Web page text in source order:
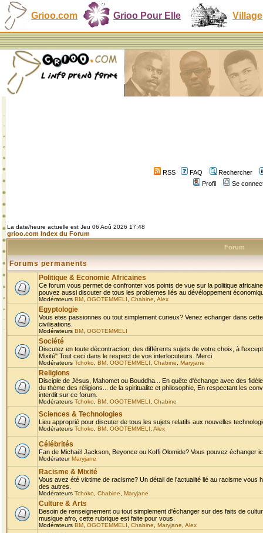
Grioo.com Grioo Pour Elle Village
RSS FAQ
Rechercher
Profil
Se
La date/heure actuelle est Jeu 06 Aoû 2026 17:48
grioo.com Index du Forum
Forum
Forums permanents
Politique & Economie Africaines
Ce forum vous permet de confronter vos points de vue sur la politique
pouvez aussi discuter de tous les problemes liés au dévéloppement
Modérateurs BM OGOTEMMELI Chabine Alex
Egyptologie
Vous etes passionnes ou tout simplement curieux? Venez echanger dans
civilisations.
Modérateurs BM OGOTEMMELI
Société
Discutez en toute décontraction, des différents sujets de votre choix, à
Mixité" Tout ceci dans le respect de vos interlocuteurs. Merci
Modérateurs Tchoko BM OGOTEMMELI Chabine Maryjane
Religions
Disciple de Jésus, Mahomet ou Bouddha... En quête d'échange avec des
du thème des réligions... de la spiritualite et philosophie, En respectant les
interdit sur ce forum.
Modérateurs Tchoko BM OGOTEMMELI Chabine
Sciences & Technologies
Lieu approprié pour discuter de tous les sujets relatifs aux nouvelles
Modérateurs Tchoko BM OGOTEMMELI Alex
Célébrités
Fan de Michaël Jackson, Beyonce ou Koffi Olomide? Vous pouvez échanger
ModérateurMaryjane
Racisme & Mixité
Vous avez été victime de racisme? Un détail de l'actualité lié au racisme
des autres.
Modérateurs Tchoko Chabine Maryjane
Culture & Arts
Besoin de renseignement ou tout simplement d'échanger sur des faits de
musique afro, cette rubrique est faite pour vous.
Modérateurs BM OGOTEMMELI Chabine Maryjane Alex